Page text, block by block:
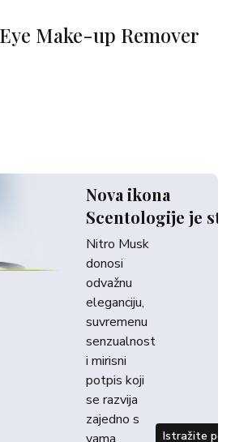
Make-up Remover
Nova ikona
Scentologije je
Nitro Musk
donosi
odvažnu
eleganciju,
suvremenu
senzualnost
i mirisni
potpis koji
se razvija
zajedno s
Istražite